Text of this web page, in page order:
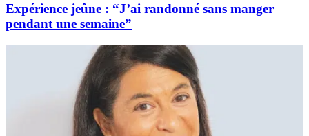
Expérience jeûne : “J’ai randonné sans manger
pendant une semaine”